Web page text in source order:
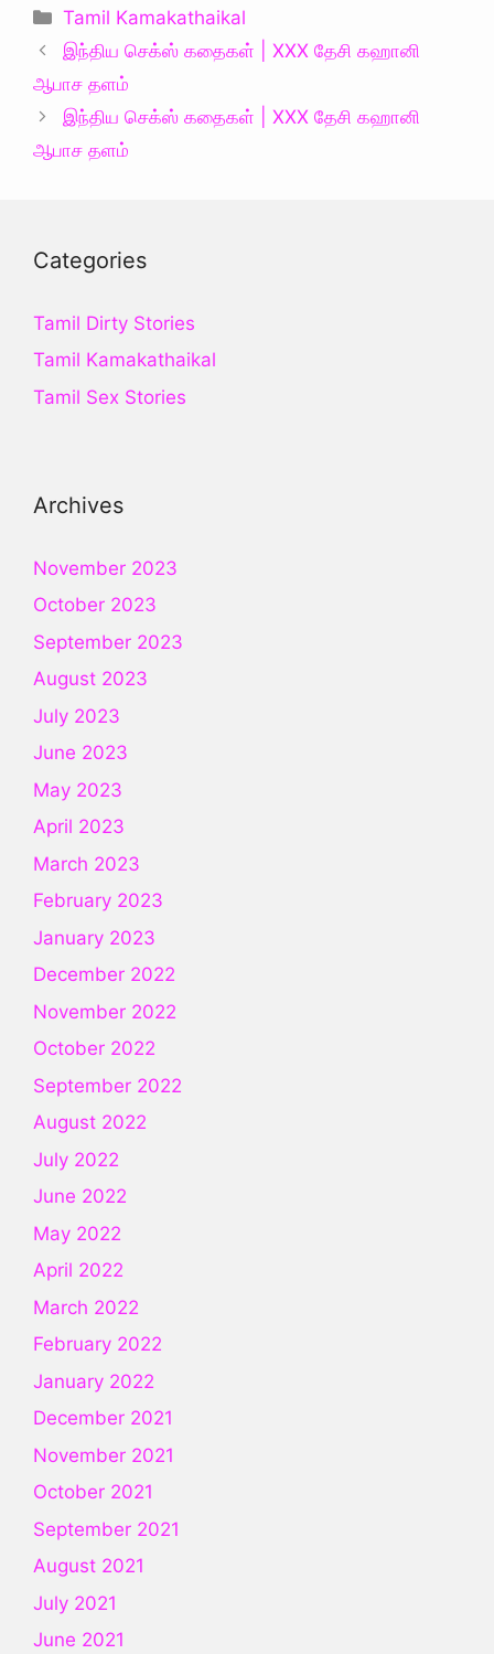
Categories
Tamil Kamakathaikal
இந்திய செக்ஸ் கதைகள் | XXX தேசி கஹானி
ஆபாச தளம்
இந்திய செக்ஸ் கதைகள் | XXX தேசி கஹானி
ஆபாச தளம்
Categories
Tamil Dirty Stories
Tamil Kamakathaikal
Tamil Sex Stories
Archives
November 2023
October 2023
September 2023
August 2023
July 2023
June 2023
May 2023
April 2023
March 2023
February 2023
January 2023
December 2022
November 2022
October 2022
September 2022
August 2022
July 2022
June 2022
May 2022
April 2022
March 2022
February 2022
January 2022
December 2021
November 2021
October 2021
September 2021
August 2021
July 2021
June 2021